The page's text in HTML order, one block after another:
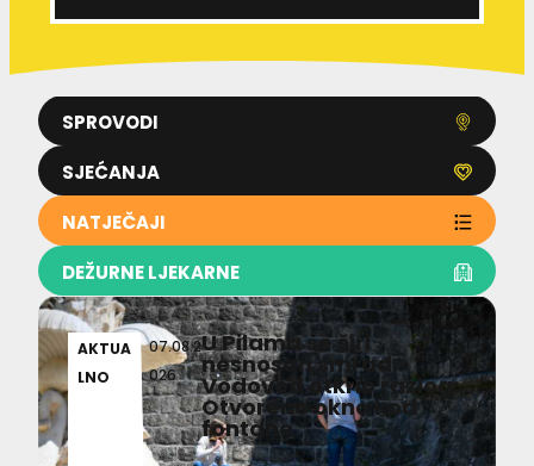
SPROVODI
SJEĆANJA
NATJEČAJI
DEŽURNE LJEKARNE
AKTUA
LNO
07.08.2
026
U Pilama se širi
nesnosan smrad,
Vodovod otkrio razlog:
Otvoreno okno kod
fontane